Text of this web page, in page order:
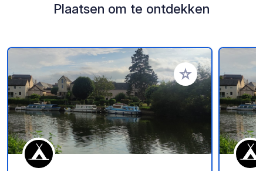
Plaatsen om te ontdekken
Voeg toe aan je